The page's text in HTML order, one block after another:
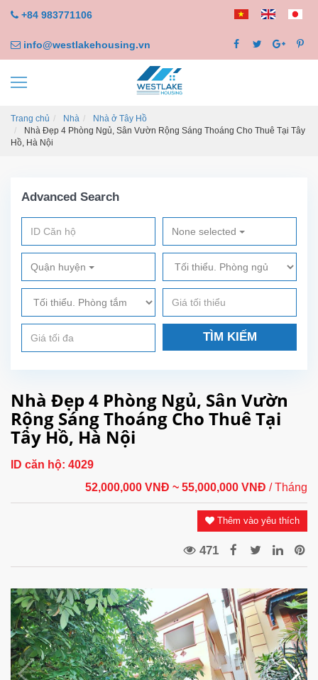
+84 983771106
info@westlakehousing.vn
Trang chủ Nhà
Nhà ở Tây Hồ
Nhà Đẹp 4 Phòng Ngủ, Sân Vườn Rộng Sáng Thoáng Cho Thuê Tại Tây
Hồ, Hà Nội
Advanced Search
None selected
Quận huyện
TÌM KIẾM
Nhà Đẹp 4 Phòng Ngủ, Sân Vườn
Rộng Sáng Thoáng Cho Thuê Tại
Tây Hồ, Hà Nội
ID căn hộ: 4029
52,000,000 VNĐ ~ 55,000,000 VNĐ / Tháng
Thêm vào yêu thích
471